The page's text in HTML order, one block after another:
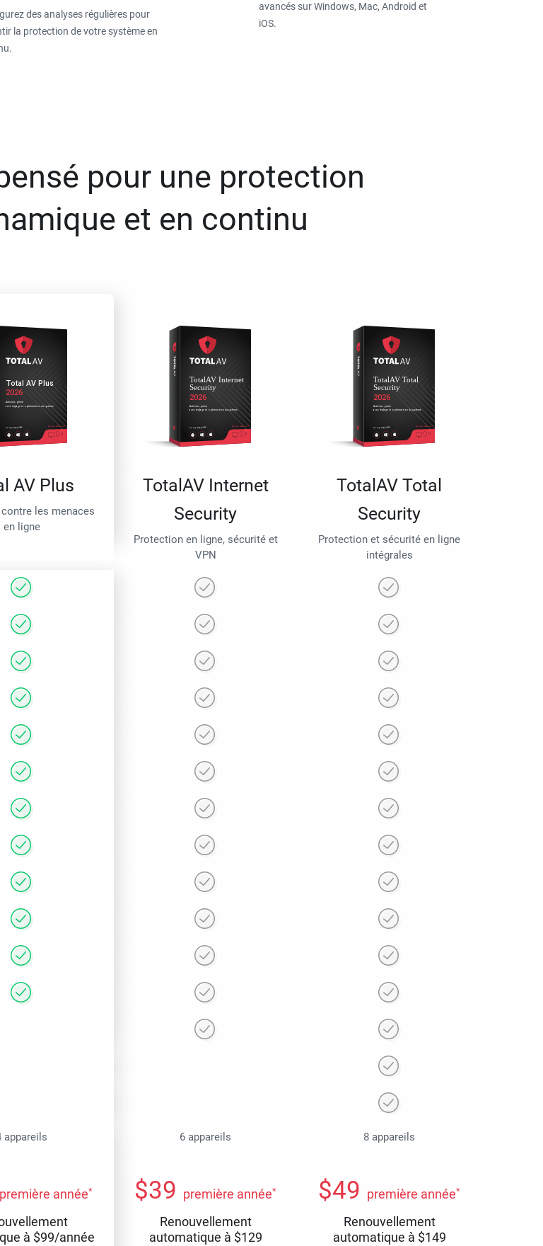
des analyses régulières pour
la protection de votre système en
avancés sur Windows, Mac, Android et
iOS.
pour une protection
et en continu
AV Plus
les menaces
en ligne
TotalAV Internet
Security
Protection en ligne, sécurité et
VPN
TotalAV Total
Security
Protection et sécurité en ligne
intégrales
appareils 6 appareils 8 appareils
première année*
à $99/année
$39 première année*
Renouvellement
automatique à $129
$49 première année*
Renouvellement
automatique à $149